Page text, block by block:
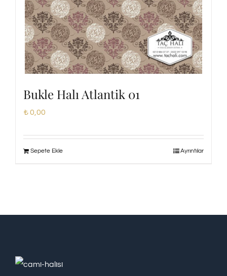
Bukle Halı Atlantik 01
₺0,00
Sepete Ekle Ayrıntılar